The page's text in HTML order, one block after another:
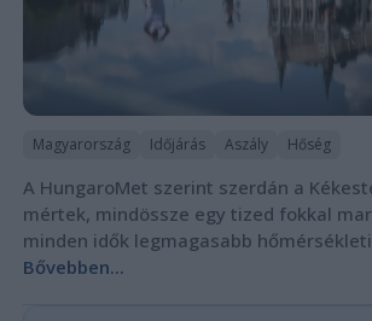
Magyarország Időjárás Aszály Hőség
A HungaroMet szerint szerdán a
mértek, mindössze egy tized fokkal
minden idők legmagasabb
Bővebben...